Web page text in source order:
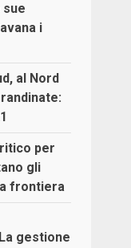
sue
i
al Nord
per
gli
frontiera
gestione